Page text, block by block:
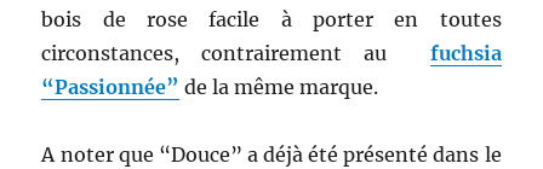
bois de rose facile à porter en toutes
circonstances, contrairement au
fuchsia
“Passionnée” de la même marque.
A noter que “Douce” a déjà été présenté dans le